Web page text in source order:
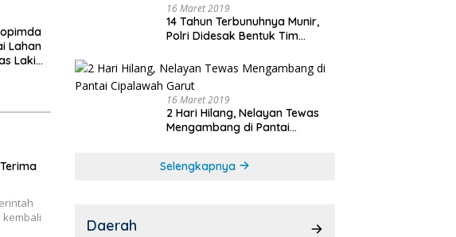
Lahan
Laki
kembali
16 Maret 2019
14 Tahun Terbunuhnya Munir,
Polri Didesak Bentuk Tim
16 Maret 2019
2 Hari Hilang, Nelayan Tewas
Mengambang di Pantai
Selengkapnya
Daerah